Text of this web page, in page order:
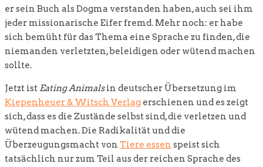
er sein Buch als Dogma verstanden haben, auch sei ihm
jeder missionarische Eifer fremd. Mehr noch: er habe
sich bemüht für das Thema eine Sprache zu finden, die
niemanden verletzten, beleidigen oder wütend machen
sollte.
Jetzt ist Eating Animalsin deutscher Übersetzung im
Kiepenheuer & Witsch Verlag erschienen und es zeigt
sich, dass es die Zustände selbst sind, die verletzen und
wütend machen. Die Radikalität und die
Überzeugungsmacht von Tiere essen speist sich
tatsächlich nur zum Teil aus der reichen Sprache des